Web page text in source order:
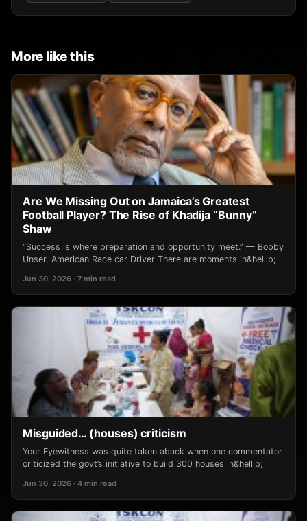
More like this
Are We Missing Out on Jamaica’s Greatest
Football Player? The Rise of Khadija “Bunny”
Shaw
“Success is where preparation and opportunity meet.” — Bobby
Unser, American Race car Driver There are moments in&hellip;
Jun 30, 2026 · 7 min read
Misguided… (houses) criticism
Your Eyewitness was quite taken aback when one commentator
criticized the govt’s initiative to build 300 houses in&hellip;
Jun 30, 2026 · 4 min read